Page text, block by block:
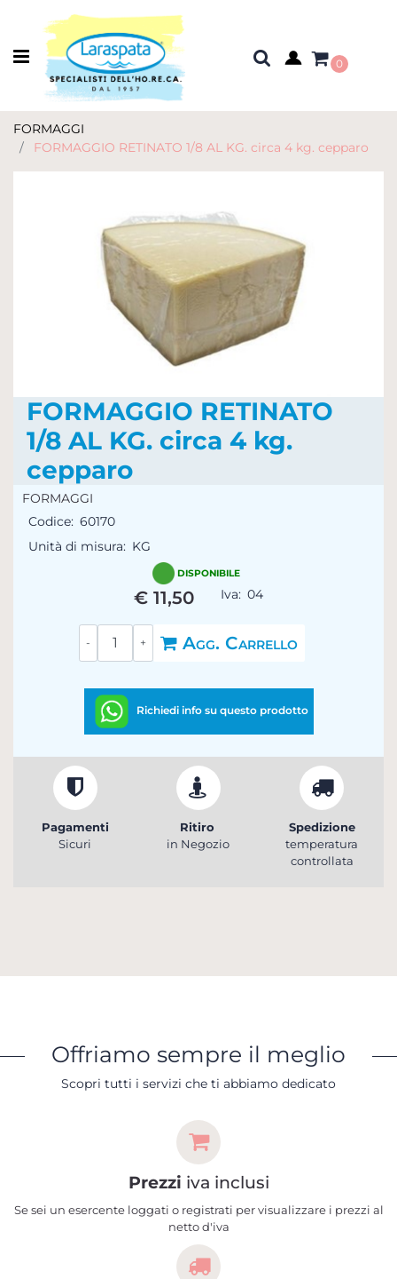
Open menu
0
FORMAGGI
FORMAGGIO RETINATO 1/8 AL KG. circa 4 kg. cepparo
FORMAGGIO RETINATO
1/8 AL KG. circa 4 kg.
cepparo
FORMAGGI
Codice: 60170
Unità di misura: KG
DISPONIBILE
€ 11,50 Iva: 04
Quantità
Agg. Carrello
Richiedi info su questo prodotto
Pagamenti
Sicuri
Ritiro
in Negozio
Spedizione
temperatura
controllata
Offriamo sempre il meglio
Scopri tutti i servizi che ti abbiamo dedicato
Prezzi iva inclusi
Se sei un esercente loggati o registrati per visualizzare i prezzi al
netto d'iva